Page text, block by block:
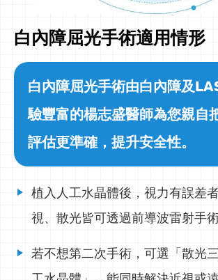
白內障屈光手術適用情形
白內障屈光手術由白內障及
驗豐富的楊志盛醫師為您親自
評估更準確，提升安全性。
植入人工水晶體後，視力有誤差
視、散光皆可透過前導波雷射手術
若不想第二次手術，可選「散光